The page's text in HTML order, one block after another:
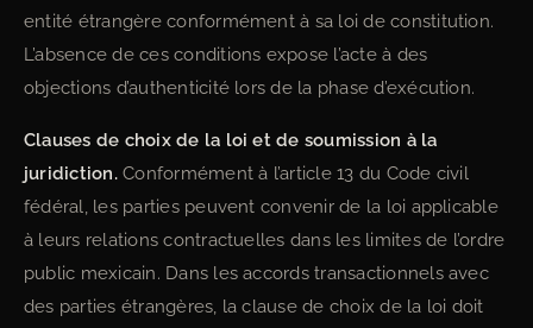
entité étrangère conformément à sa loi de constitution.
L’absence de ces conditions expose l’acte à des
objections d’authenticité lors de la phase d’exécution.
Clauses de choix de la loi et de soumission à la
juridiction.Conformément à l’article 13 du Code civil
fédéral, les parties peuvent convenir de la loi applicable
à leurs relations contractuelles dans les limites de l’ordre
public mexicain. Dans les accords transactionnels avec
des parties étrangères, la clause de choix de la loi doit